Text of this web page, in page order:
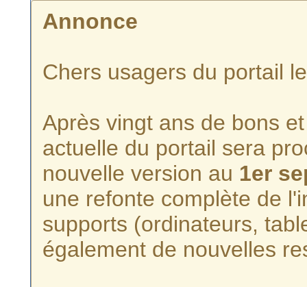
Annonce
Chers usagers du portail
Après vingt ans de bons
actuelle du portail sera
nouvelle version au 1er
une refonte complète de
supports (ordinateurs,
également de nouvelles